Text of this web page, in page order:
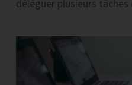
déléguer plusieurs